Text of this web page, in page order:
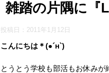
雑踏の片隅に『
投稿日： 2011年1月12日
こんにちは＊(●´н`)
とうとう学校も部活もお休み